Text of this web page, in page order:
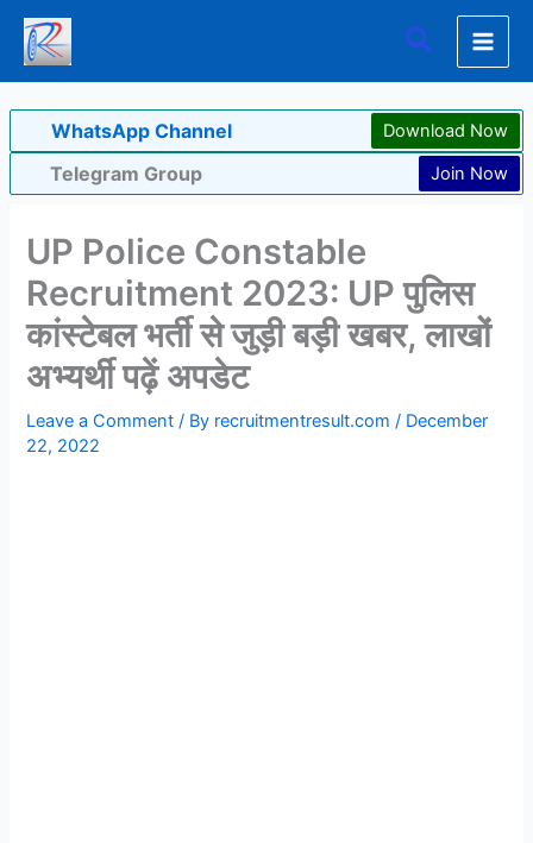
Skip
content
Search
WhatsApp Channel Download Now
Telegram Group Join Now
UP Police Constable
Recruitment 2023: UP पुलिस
कांस्टेबल भर्ती से जुड़ी बड़ी खबर, लाखों
अभ्यर्थी पढ़ें अपडेट
Leave a Comment / By recruitmentresult.com/ December
22, 2022